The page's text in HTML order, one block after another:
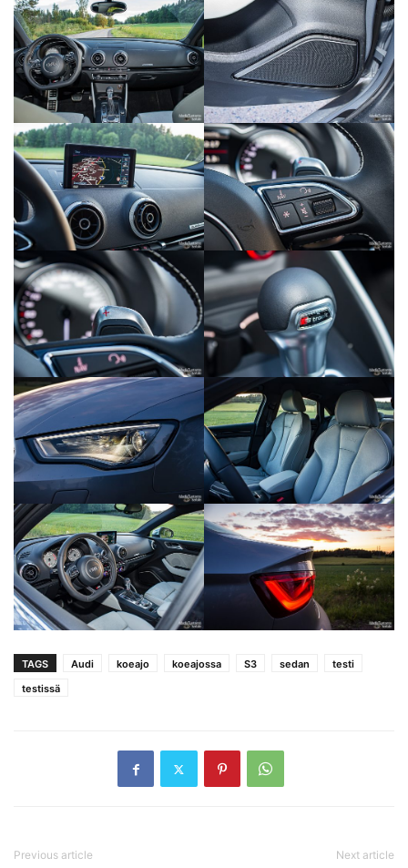
TAGS Audi koeajo koeajossa S3 sedan
testi
testissä
Previous article Next article